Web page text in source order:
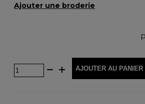
Ajouter une broderie
AJOUTER AU PANIER